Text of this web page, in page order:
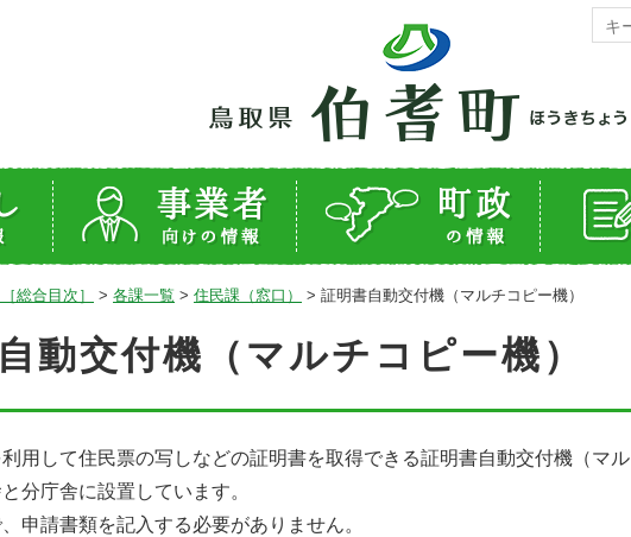
総合目次］ > 各課一覧 > 住民課（窓口） > 証明書自動交付機（マルチコピー機）
動交付機（マルチコピー機）
用して住民票の写しなどの証明書を取得できる証明書自動交付機（マル
分庁舎に設置しています。
申請書類を記入する必要がありません。